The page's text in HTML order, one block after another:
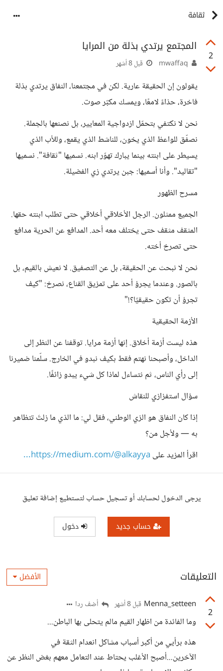
ثقافة
2
المجتمع يرتدي بذلة من المرايا
قبل 8 أشهر
يقولون إن الحقيقة عارية. لكن في مجتمعنا، النفاق يرتدي بذلة
فاخرة، حذاءً لامعًا، ويمسك مكبّر صوت.
نحن لا نكتفي بتحمّل ازدواجية المعايير، بل نصنعها بالجملة.
نصفّق للواعظ الذي يخون، للناشط الذي يقمع، وللأب الذي
يسيطر على ابنته بينما يبارك تهوّر ابنه. نسميها "ثقافة". نسميها
"تقاليد". وأنا أسميها: جبن يرتدي زي الفضيلة.
مسرح الظهور
الجميع ممثلون. الرجل الأخلاقي أخلاقي حتى تطلب ابنته حقها.
المثقف مثقف حتى يختلف معه أحد. المدافع عن الحرية مدافع
حتى تصرخ أخته.
نحن لا نبحث عن الحقيقة، بل عن التصفيق. لا نعيش بالقيم، بل
بالصور. وعندما يجرؤ أحد على تمزيق القناع، نصرخ: "كيف
تجرؤ أن تكون حقيقيًا؟!"
الأزمة الحقيقية
هذه ليست أزمة أخلاق. إنها أزمة مرايا. توقفنا عن النظر إلى
الداخل، وأصبحنا نهتم فقط بكيف نبدو في الخارج. سلّمنا ضميرنا
إلى رأي الناس، ثم نتساءل لماذا كل شيء يبدو زائفًا.
سؤال استفزازي للنقاش
إذا كان النفاق هو الزي الوطني، فقل لي: ما الذي ما زلتَ تتظاهر
به — ولأجل من؟
اقرأ المزيد على https://medium.com/@alkayya...
يرجى الدخول لحسابك أو تسجيل حساب لتستطيع إضافة تعليق
حساب جديد دخول
التعليقات الأفضل
2
Menna_setteen قبل 8 أشهر أضف ردا
وما الفائدة من اظهار القيم مالم يتحلى بها الباطن...
هذه برأيي من أكبر أسباب مشاكل انعدام الثقة في
الآخرين...أصبح الأغلب يحتاط عند التعامل معهم بغض النظر عن